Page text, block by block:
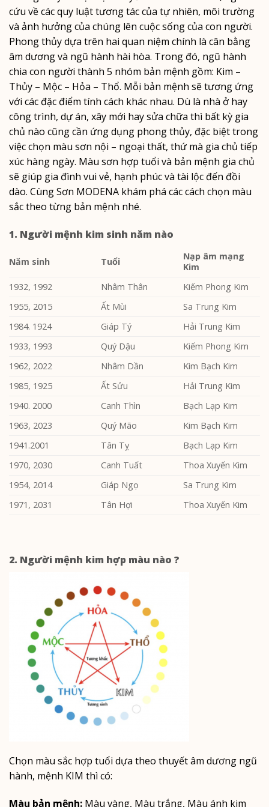
dào. Cùng Sơn MODENA khám phá các cách chọn màu
sắc theo từng bản mệnh nhé.
cứu về các quy luật tương tác của tự nhiên, môi trường
và ảnh hưởng của chúng lên cuộc sống của con người.
Phong thủy dựa trên hai quan niệm chính là cân bằng
âm dương và ngũ hành hài hòa. Trong đó, ngũ hành
chia con người thành 5 nhóm bản mệnh gồm: Kim –
Thủy – Mộc – Hỏa – Thổ. Mỗi bản mệnh sẽ tương ứng
với các đặc điểm tính cách khác nhau. Dù là nhà ở hay
công trình, dự án, xây mới hay sửa chữa thì bất kỳ gia
chủ nào cũng cần ứng dụng phong thủy, đặc biệt trong
việc chọn màu sơn nội – ngoại thất, thứ mà gia chủ tiếp
xúc hàng ngày. Màu sơn hợp tuổi và bản mệnh gia chủ
sẽ giúp gia đình vui vẻ, hạnh phúc và tài lộc đến đồi
dào. Cùng Sơn MODENA khám phá các cách chọn màu
sắc theo từng bản mệnh nhé.
1. Người mệnh kim sinh năm nào
Năm sinh Tuổi
Nạp âm mạng
Kim
1932, 1992
Nhâm Thân
Kiếm Phong Kim
1955, 2015
Ất Mùi
Sa Trung Kim
1984. 1924
Giáp Tý
Hải Trung Kim
1933, 1993
Quý Dậu
Kiếm Phong Kim
1962, 2022
Nhâm Dần
Kim Bạch Kim
1985, 1925
Ất Sửu
Hải Trung Kim
1940. 2000
Canh Thìn
Bạch Lạp Kim
1963, 2023
Quý Mão
Kim Bạch Kim
1941.2001
Tân Tỵ
Bạch Lạp Kim
1970, 2030
Canh Tuất
Thoa Xuyến Kim
1954, 2014
Giáp Ngọ
Sa Trung Kim
1971, 2031
Tân Hợi Thoa Xuyến Kim
2. Người mệnh kim hợp màu nào ?
Chọn màu sắc hợp tuổi dựa theo thuyết âm dương ngũ
hành, mệnh KIM thì có:
Màu bản mệnh: Màu vàng, Màu trắng, Màu ánh kim